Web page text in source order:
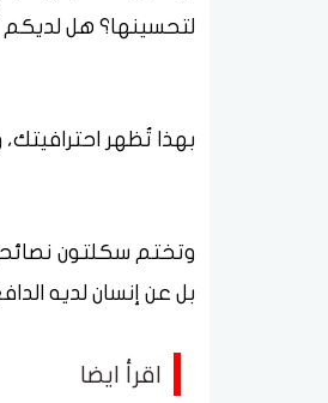
لتحسينها؟ هل
بهذا تُظهر
وتختم سكلتون
بل عن إنسان لديه
اقرأ ايضا